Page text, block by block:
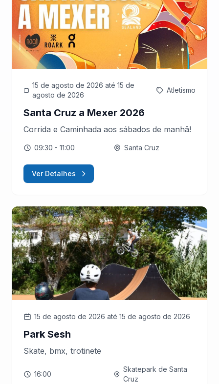
15 de agosto de 2026 até 15 de
agosto de 2026
Atletismo
Santa Cruz a Mexer 2026
Corrida e Caminhada aos sábados de manhã!
09:30 - 11:00 Santa Cruz
Ver Detalhes
15 de agosto de 2026 até 15 de agosto de 2026
Park Sesh
Skate, bmx, trotinete
16:00
Skatepark de Santa
Cruz